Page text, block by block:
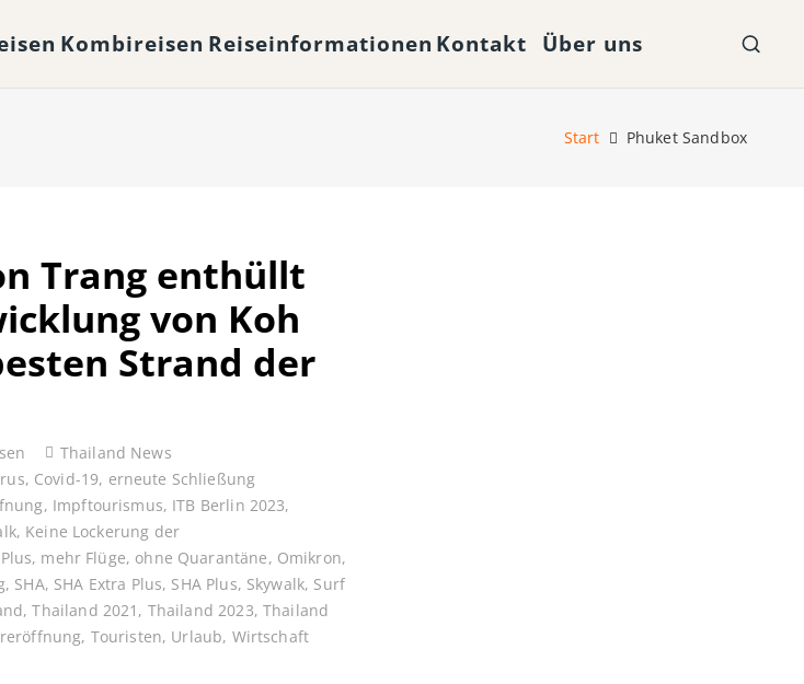
Kombireisen Reiseinformationen Kontakt Über uns
Start Phuket Sandbox
Trang enthüllt
von Koh
Strand der
Thailand News
, Covid-19, erneute Schließung
, Impftourismus, ITB Berlin 2023,
, Keine Lockerung der
, mehr Flüge, ohne Quarantäne, Omikron,
, SHA, SHA Extra Plus, SHA Plus, Skywalk, Surf
,Thailand 2021 , Thailand 2023, Thailand
, Touristen, Urlaub, Wirtschaft